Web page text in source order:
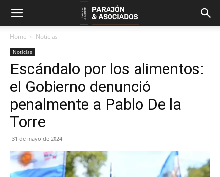
Home Noticias
Noticias
Escándalo por los alimentos:
el Gobierno denunció
penalmente a Pablo De la
Torre
31 de mayo de 2024